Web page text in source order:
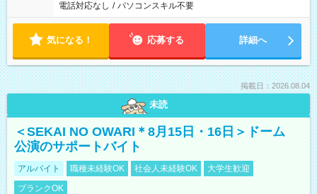
電話対応なし / パソコンスキル不要
気になる！ 応募する 詳細へ
掲載日：2026.08.04
未読
＜SEKAI NO OWARI＊8月15日・16日＞ドーム
公演のサポートバイト
アルバイト 職種未経験OK 社会人未経験OK
大学生歓迎
ブランクOK